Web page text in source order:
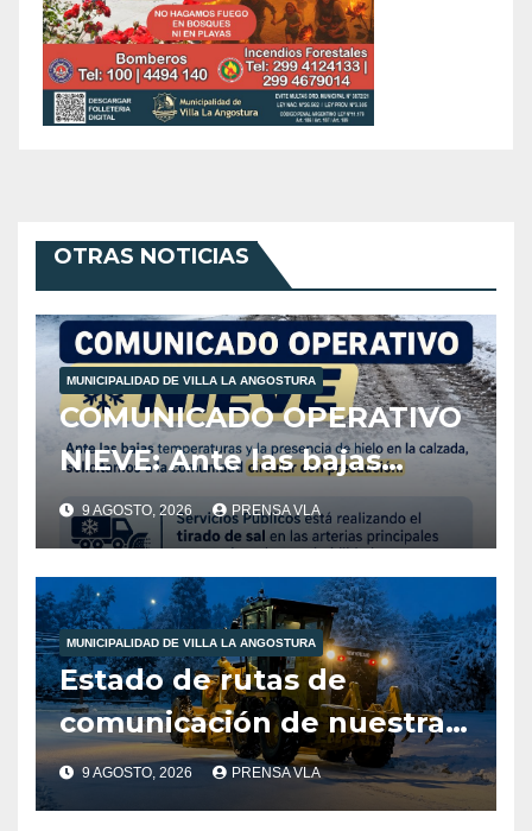
OTRAS NOTICIAS
MUNICIPALIDAD DE VILLA LA ANGOSTURA
COMUNICADO OPERATIVO
NIEVE: Ante las bajas
temperaturas y la
presencia de hielo en la
calzada, solicitamos a la
comunidad extremar las
precauciones al circular.
9 AGOSTO, 2026 PRENSA VLA
MUNICIPALIDAD DE VILLA LA ANGOSTURA
Estado de rutas de
comunicación de nuestra
localidad
9 AGOSTO, 2026 PRENSA VLA